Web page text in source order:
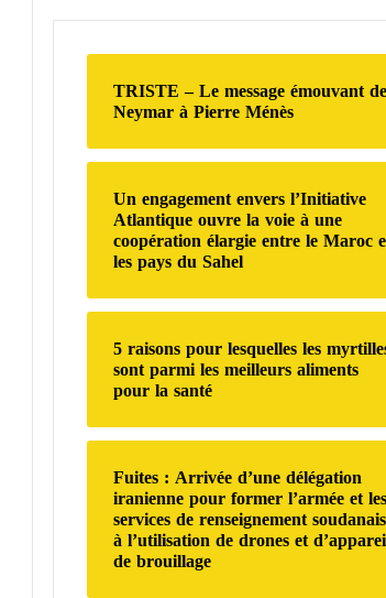
c
h
e
TRISTE – Le message émouvant de
Neymar à Pierre Ménès
Un engagement envers l’Initiative
Atlantique ouvre la voie à une
coopération élargie entre le Maroc
les pays du Sahel
5 raisons pour lesquelles les
sont parmi les meilleurs aliments
pour la santé
Fuites : Arrivée d’une délégation
iranienne pour former l’armée et les
services de renseignement soudanais
à l’utilisation de drones et
de brouillage